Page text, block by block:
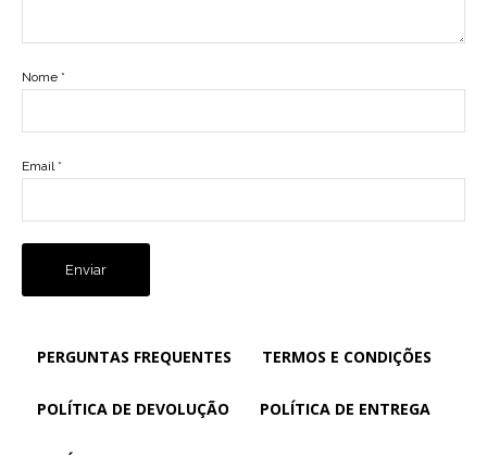
Nome *
Email *
PERGUNTAS FREQUENTES TERMOS E CONDIÇÕES
POLÍTICA DE DEVOLUÇÃO POLÍTICA DE ENTREGA